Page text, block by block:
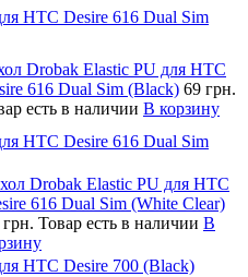
HTC Desire 616 Dual Sim
Drobak Elastic PU для HTC
616 Dual Sim (Black) 69 грн.
есть в наличии В корзину
HTC Desire 616 Dual Sim
Drobak Elastic PU для HTC
616 Dual Sim (White Clear)
Товар есть в наличии В
HTC Desire 700 (Black)